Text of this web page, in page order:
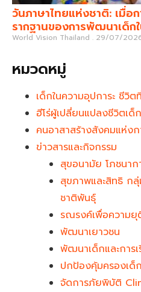
วันภาษาไทยแห่งชาติ: เมื่อ
รากฐานของการพัฒนาเด็ก
World Vision Thailand 29/07/
หมวดหมู่
เด็กในความอุปการะ ชีวิ
ฮีโร่ผู้เปลี่ยนแปลงชีวิตเด็ก
คนอาสาสร้างสังคมแห่ง
ข่าวสารและกิจกรรม
สุขอนามัย โภชนาก
สุขภาพและสิทธิ กลุ่
ชาติพันธุ์
รณรงค์เพื่อความยุ
พัฒนาเยาวชน
พัฒนาเด็กและการ
ปกป้องคุ้มครองเด็ก
จัดการภัยพิบัติ